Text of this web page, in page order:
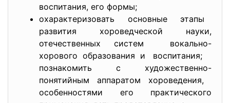
воспитания, его формы;
охарактеризовать основные этапы
развития хороведческой науки,
отечественных систем вокально-
хорового образования и воспитания;
познакомить с художественно-
понятийным аппаратом хороведения,
особенностями его практического